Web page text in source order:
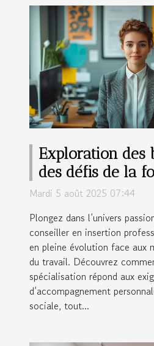
Exploration des
des défis de la
conseiller en
professionnelle
Mardi 5 août 2025 07:44
Plongez dans l’univers
conseiller en insertion
en pleine évolution face aux
du travail. Découvrez
spécialisation répond aux
d’accompagnement
sociale, tout...